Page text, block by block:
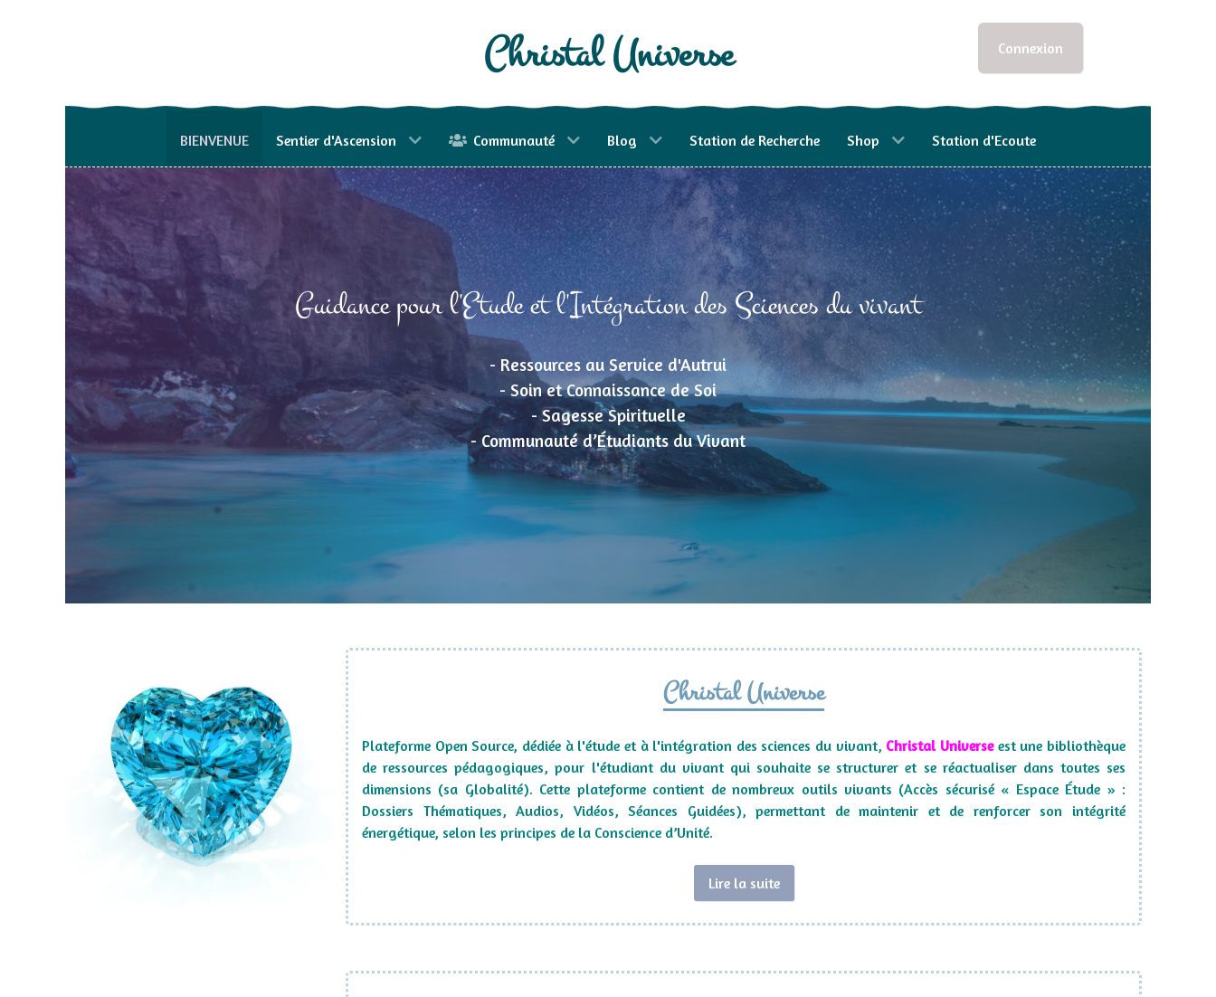
Christal Universe Connexion
BIENVENUE Sentier d'Ascension Communauté Blog Station de Recherche Shop Station d'Ecoute
Guidance pour l'Etude et l'Intégration des Sciences du vivant
- Ressources au Service d'Autrui
- Soin et Connaissance de Soi
- Sagesse Spirituelle
- Communauté d’Étudiants du Vivant
Christal Universe
Plateforme Open Source, dédiée à l'étude et à l'intégration des sciences du vivant, Christal Universeest une bibliothèque
de ressources pédagogiques, pour l'étudiant du vivant qui souhaite se structurer et se réactualiser dans toutes ses
dimensions (sa Globalité). Cette plateforme contient de nombreux outils vivants (Accès sécurisé « Espace Étude » :
Dossiers Thématiques, Audios, Vidéos, Séances Guidées), permettant de maintenir et de renforcer son intégrité
énergétique, selon les principes de la Conscience d’Unité.
Lire la suite